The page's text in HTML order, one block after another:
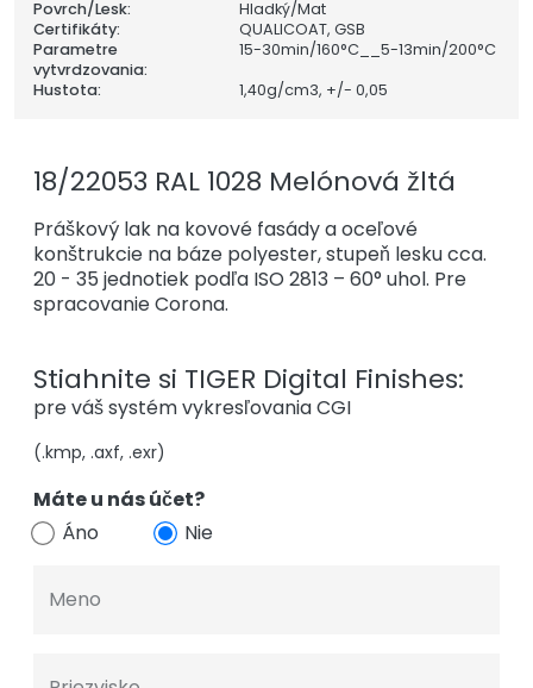
Povrch/Lesk:
Hladký/Mat
Certifikáty:
QUALICOAT, GSB
Parametre
vytvrdzovania:
15-30min/160°C__5-13min/200°C
Hustota:
1,40g/cm3, +/- 0,05
18/22053 RAL 1028 Melónová žltá
Práškový lak na kovové fasády a oceľové
konštrukcie na báze polyester, stupeň lesku cca.
20 - 35 jednotiek podľa ISO 2813 – 60° uhol. Pre
spracovanie Corona.
Stiahnite si TIGER Digital Finishes:
pre váš systém vykresľovania CGI
(.kmp, .axf, .exr)
Máte u nás účet?
Áno
Nie
Meno